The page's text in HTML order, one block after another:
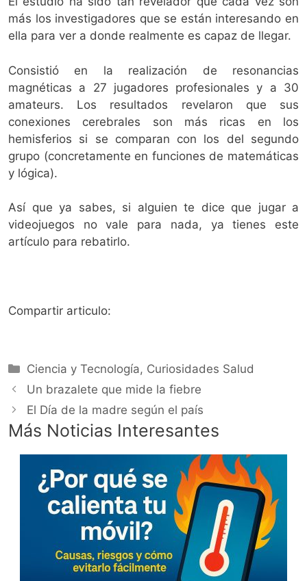
más los investigadores que se están interesando en
ella para ver a donde realmente es capaz de llegar.
Consistió en la realización de resonancias
magnéticas a 27 jugadores profesionales y a 30
amateurs. Los resultados revelaron que sus
conexiones cerebrales son más ricas en los
hemisferios si se comparan con los del segundo
grupo (concretamente en funciones de matemáticas
y lógica).
Así que ya sabes, si alguien te dice que jugar a
videojuegos no vale para nada, ya tienes este
artículo para rebatirlo.
Compartir articulo:
Categorías
Ciencia y Tecnología, Curiosidades Salud
Un brazalete que mide la fiebre
El Día de la madre según el país
Más Noticias Interesantes